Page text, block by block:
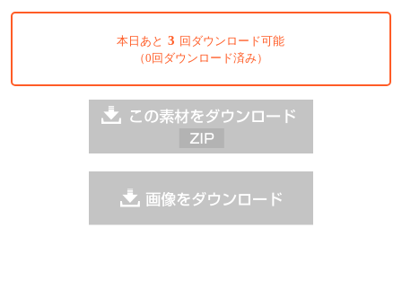
本日あと 3 回ダウンロード可能
（0回ダウンロード済み）